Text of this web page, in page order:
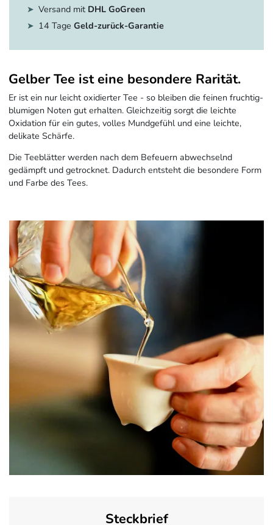
Versand mit DHL GoGreen
14 Tage Geld-zurück-Garantie
Gelber Tee ist eine besondere Rarität.
Er ist ein nur leicht oxidierter Tee - so bleiben die feinen fruchtig-
blumigen Noten gut erhalten. Gleichzeitig sorgt die leichte
Oxidation für ein gutes, volles Mundgefühl und eine leichte,
delikate Schärfe.
Die Teeblätter werden nach dem Befeuern abwechselnd
gedämpft und getrocknet. Dadurch entsteht die besondere Form
und Farbe des Tees.
Steckbrief